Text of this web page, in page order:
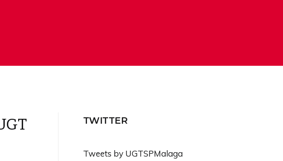
TWITTER
Tweets by UGTSPMalaga